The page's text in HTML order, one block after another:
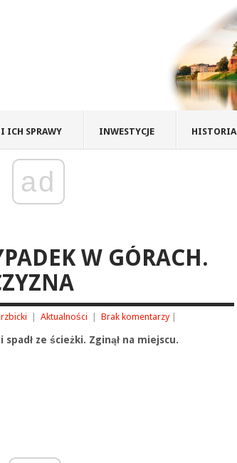
ICH SPRAWY INWESTYCJE HISTORIA
ad
W GÓRACH.
Aktualności Brak komentarzy
ze ścieżki. Zginął na miejscu.